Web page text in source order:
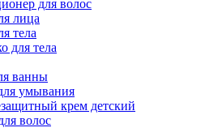
для волос
лица
тела
для тела
ванны
умывания
крем детский
волос